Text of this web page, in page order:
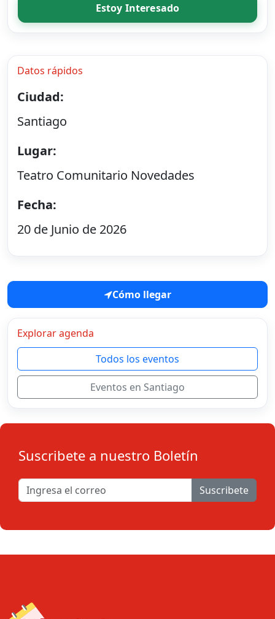
Estoy Interesado
Datos rápidos
Ciudad:
Santiago
Lugar:
Teatro Comunitario Novedades
Fecha:
20 de Junio de 2026
Cómo llegar
Explorar agenda
Todos los eventos
Eventos en Santiago
Suscribete a nuestro Boletín
Suscribete